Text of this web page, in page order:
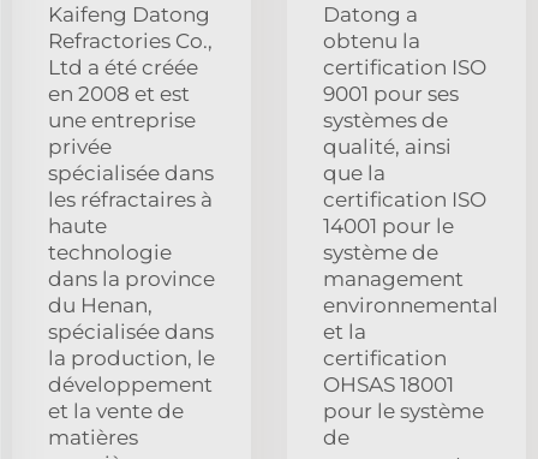
Kaifeng Datong
Refractories Co.,
Ltd a été créée
en 2008 et est
une entreprise
privée
spécialisée dans
les réfractaires à
haute
technologie
dans la province
du Henan,
spécialisée dans
la production, le
développement
et la vente de
matières
Datong a
obtenu la
certification ISO
9001 pour ses
systèmes de
qualité, ainsi
que la
certification ISO
14001 pour le
système de
management
environnemental
et la
certification
OHSAS 18001
pour le système
de